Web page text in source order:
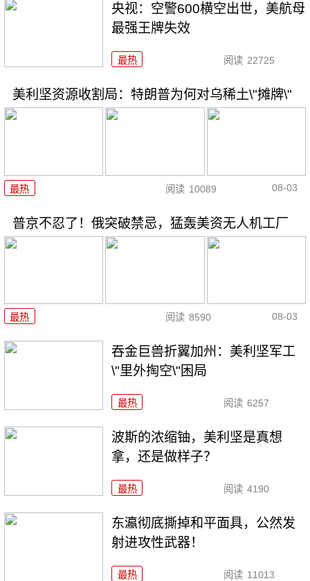
央视：空警600横空出世，美航母
最强王牌失效
最热 阅读 22725
美利坚资源收割局：特朗普为何对乌稀土\"摊牌\"
最热 阅读 10089 08-03
普京不忍了！俄突破禁忌，猛轰美资无人机工厂
最热 阅读 8590 08-03
吞金巨兽折翼加州：美利坚军工
\"里外掏空\"困局
最热 阅读 6257
波斯的浓缩铀，美利坚是真想
拿，还是做样子？
最热 阅读 4190
东瀛彻底撕掉和平面具，公然发
射进攻性武器！
最热 阅读 11013